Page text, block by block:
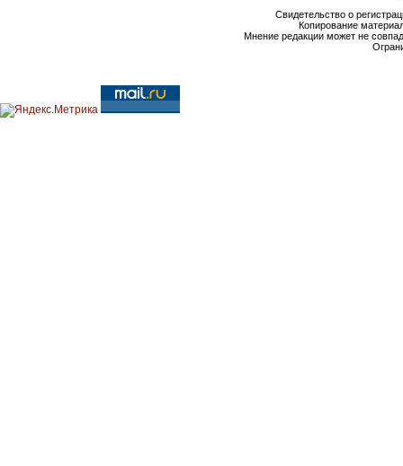
Свидетельство о
Копирование
Мнение редакции может не